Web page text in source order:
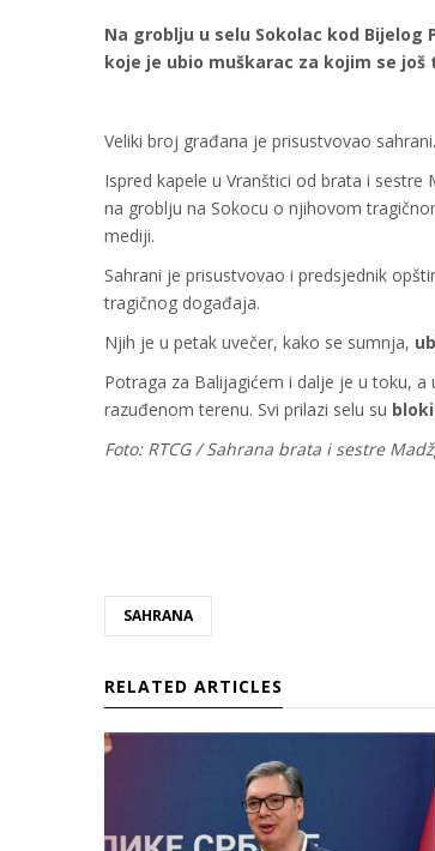
Na groblju u selu Sokolac kod Bijelog
koje je ubio muškarac za kojim se još
Veliki broj građana je prisustvovao sahrani.
Ispred kapele u Vranštici od brata i
na groblju na Sokocu o njihovom
mediji.
Sahrani je prisustvovao i predsjednik
tragičnog događaja.
Njih je u petak uvečer, kako se sumnja,
Potraga za Balijagićem i dalje je u toku,
razuđenom terenu. Svi prilazi selu su
Foto: RTCG / Sahrana brata i sestre
SAHRANA
RELATED ARTICLES